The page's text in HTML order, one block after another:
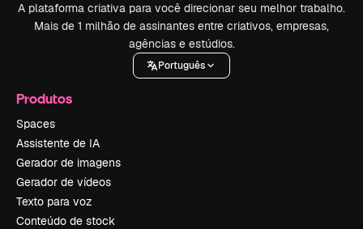
A plataforma criativa para você direcionar seu melhor trabalho.
Mais de 1 milhão de assinantes entre criativos, empresas,
agências e estúdios.
Português
Produtos
Spaces
Assistente de IA
Gerador de imagens
Gerador de vídeos
Texto para voz
Conteúdo de stock